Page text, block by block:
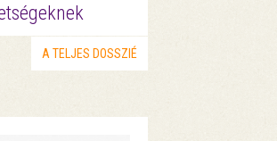
A TELJES DOSSZIÉ